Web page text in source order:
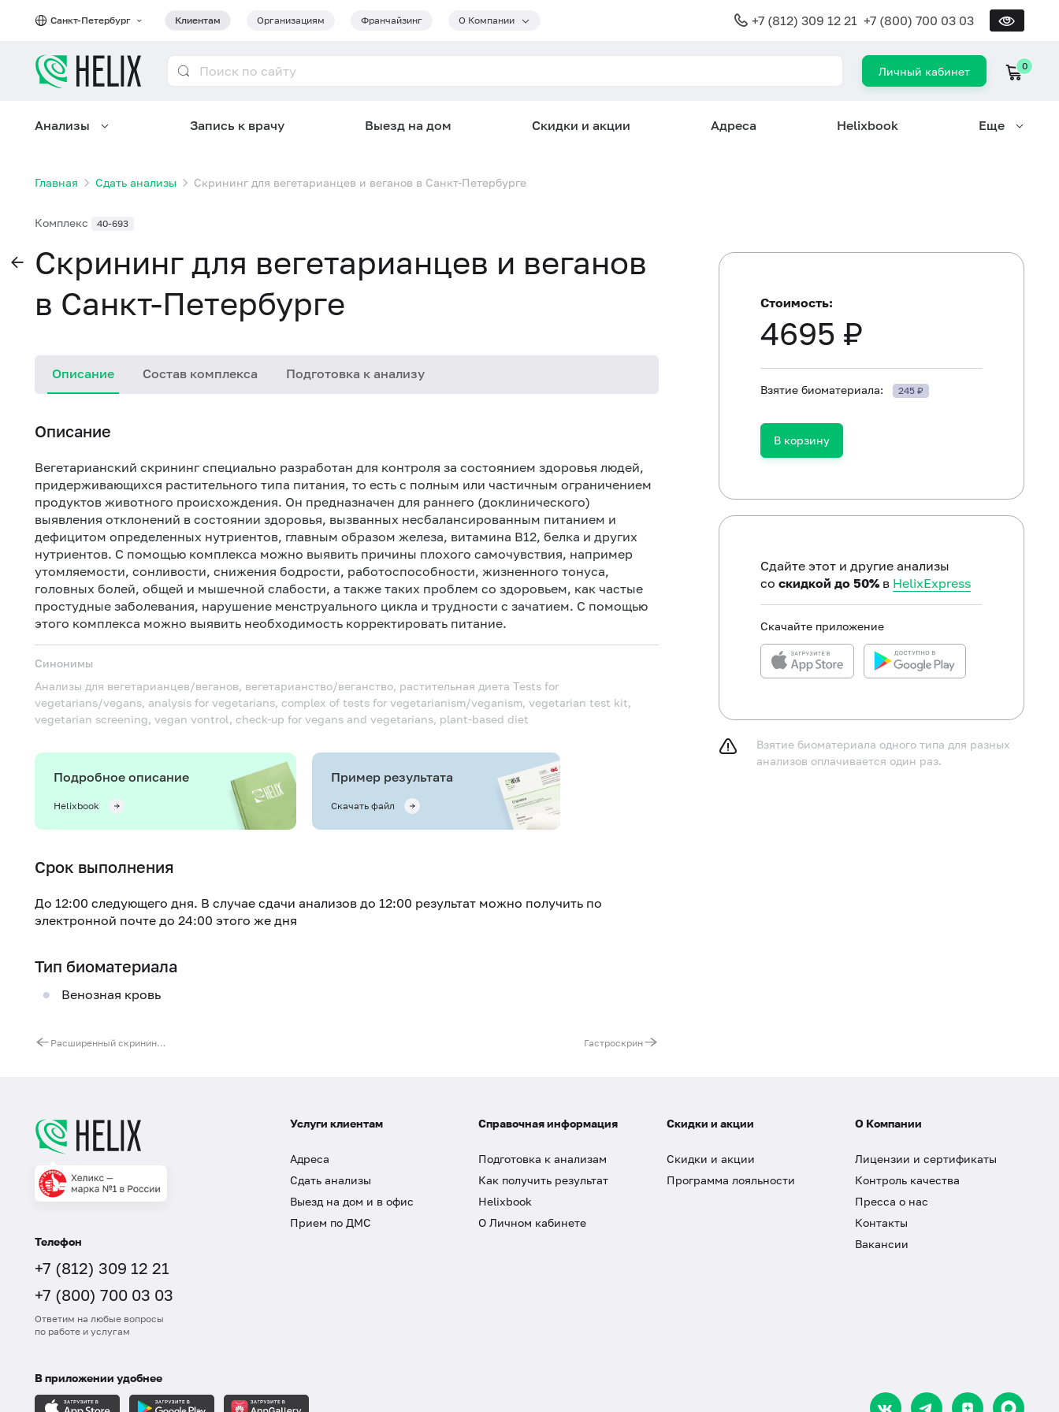
Санкт-Петербург Клиентам Организациям Франчайзинг О Компании +7 (812) 309 12 21 +7 (800) 700 03 03
Личный кабинет 0
Анализы Запись к врачу Выезд на дом Скидки и акции Адреса Helixbook Еще
Главная Сдать анализы Скрининг для вегетарианцев и веганов в Санкт-Петербурге
Комплекс 40-693
Скрининг для вегетарианцев и веганов
в Санкт-Петербурге
Описание Состав комплекса Подготовка к анализу
Описание
Вегетарианский скрининг специально разработан для контроля за состоянием здоровья людей,
придерживающихся растительного типа питания, то есть с полным или частичным ограничением
продуктов животного происхождения. Он предназначен для раннего (доклинического)
выявления отклонений в состоянии здоровья, вызванных несбалансированным питанием и
дефицитом определенных нутриентов, главным образом железа, витамина В12, белка и других
нутриентов. С помощью комплекса можно выявить причины плохого самочувствия, например
утомляемости, сонливости, снижения бодрости, работоспособности, жизненного тонуса,
головных болей, общей и мышечной слабости, а также таких проблем со здоровьем, как частые
простудные заболевания, нарушение менструального цикла и трудности с зачатием. С помощью
этого комплекса можно выявить необходимость корректировать питание.
Синонимы
Анализы для вегетарианцев/веганов, вегетарианство/веганство, растительная диета Tests for
vegetarians/vegans, analysis for vegetarians, complex of tests for vegetarianism/veganism, vegetarian test kit,
vegetarian screening, vegan vontrol, check-up for vegans and vegetarians, plant-based diet
Подробное описание
Helixbook
Пример результата
Скачать файл
Срок выполнения
До 12:00 следующего дня. В случае сдачи анализов до 12:00 результат можно получить по
электронной почте до 24:00 этого же дня
Тип биоматериала
Венозная кровь
Расширенный скрининг для вегетарианцев и веганов Гастроскрин
Клинический анализ крови (с лейкоцитарной формулой)
Альбумин в сыворотке
Железо в сыворотке
Мочевая кислота в сыворотке
Мочевина в сыворотке
Белок общий в сыворотке
Холестерол общий
Стоимость:
4695 ₽
Взятие биоматериала: 245 ₽
В корзину
Сдайте этот и другие анализы
со скидкой до 50% в HelixExpress
Скачайте приложение
Взятие биоматериала одного типа для разных
анализов оплачивается один раз.
Телефон
+7 (812) 309 12 21
+7 (800) 700 03 03
Ответим на любые вопросы
по работе и услугам
Услуги клиентам
Адреса
Сдать анализы
Выезд на дом и в офис
Прием по ДМС
Справочная информация
Подготовка к анализам
Как получить результат
Helixbook
О Личном кабинете
Скидки и акции
Скидки и акции
Программа лояльности
О Компании
Лицензии и сертификаты
Контроль качества
Пресса о нас
Контакты
Вакансии
В приложении удобнее